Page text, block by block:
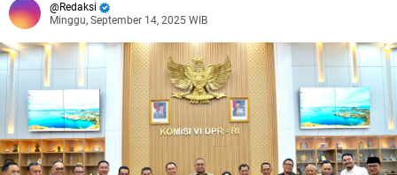
Redaksi
Minggu, September 14, 2025 WIB